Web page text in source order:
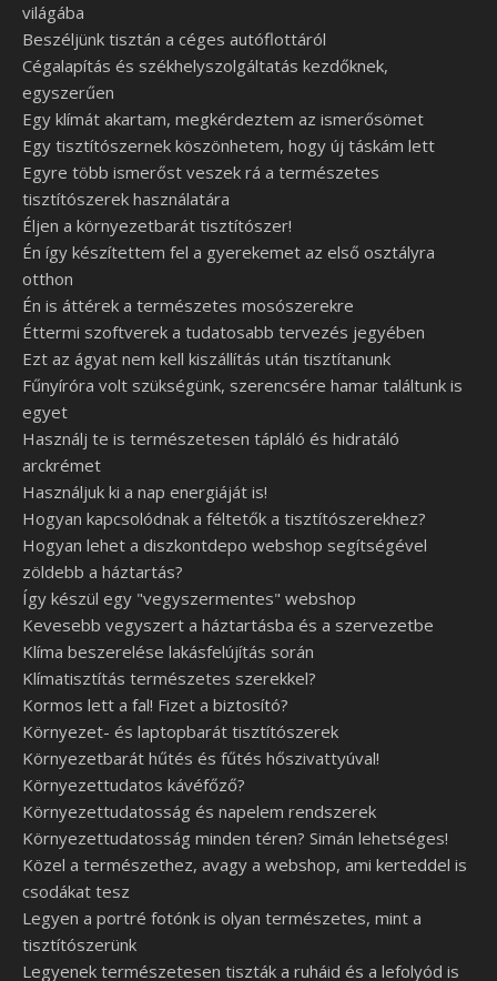
világába
Beszéljünk tisztán a céges autóflottáról
Cégalapítás és székhelyszolgáltatás kezdőknek,
egyszerűen
Egy klímát akartam, megkérdeztem az ismerősömet
Egy tisztítószernek köszönhetem, hogy új táskám lett
Egyre több ismerőst veszek rá a természetes
tisztítószerek használatára
Éljen a környezetbarát tisztítószer!
Én így készítettem fel a gyerekemet az első osztályra
otthon
Én is áttérek a természetes mosószerekre
Éttermi szoftverek a tudatosabb tervezés jegyében
Ezt az ágyat nem kell kiszállítás után tisztítanunk
Fűnyíróra volt szükségünk, szerencsére hamar találtunk is
egyet
Használj te is természetesen tápláló és hidratáló
arckrémet
Használjuk ki a nap energiáját is!
Hogyan kapcsolódnak a féltetők a tisztítószerekhez?
Hogyan lehet a diszkontdepo webshop segítségével
zöldebb a háztartás?
Így készül egy "vegyszermentes" webshop
Kevesebb vegyszert a háztartásba és a szervezetbe
Klíma beszerelése lakásfelújítás során
Klímatisztítás természetes szerekkel?
Kormos lett a fal! Fizet a biztosító?
Környezet- és laptopbarát tisztítószerek
Környezetbarát hűtés és fűtés hőszivattyúval!
Környezettudatos kávéfőző?
Környezettudatosság és napelem rendszerek
Környezettudatosság minden téren? Simán lehetséges!
Közel a természethez, avagy a webshop, ami kerteddel is
csodákat tesz
Legyen a portré fotónk is olyan természetes, mint a
tisztítószerünk
Legyenek természetesen tiszták a ruháid és a lefolyód is